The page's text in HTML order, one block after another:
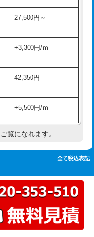
16,500円
現場見積
16,500円
11,000円~
66,000円
27,500円
38,500円
27,500円～
+3,300円/ｍ
42,350円
+5,500円/ｍ
現地調査
33,000円
+3,300円
33,000円
覧になれます。
全て税込表記